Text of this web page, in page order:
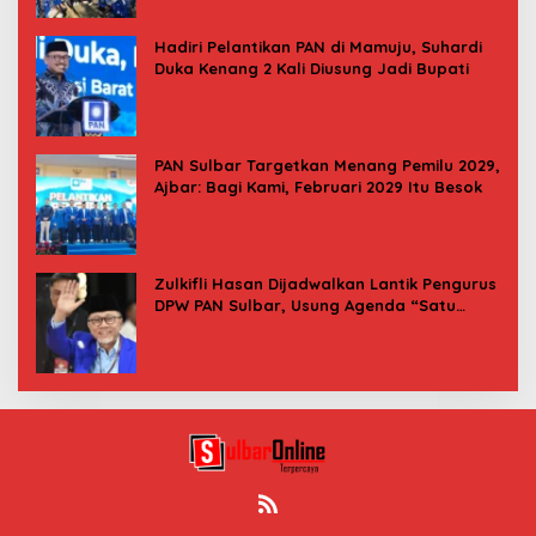
Hadiri Pelantikan PAN di Mamuju, Suhardi
Duka Kenang 2 Kali Diusung Jadi Bupati
PAN Sulbar Targetkan Menang Pemilu 2029,
Ajbar: Bagi Kami, Februari 2029 Itu Besok
Zulkifli Hasan Dijadwalkan Lantik Pengurus
DPW PAN Sulbar, Usung Agenda “Satu